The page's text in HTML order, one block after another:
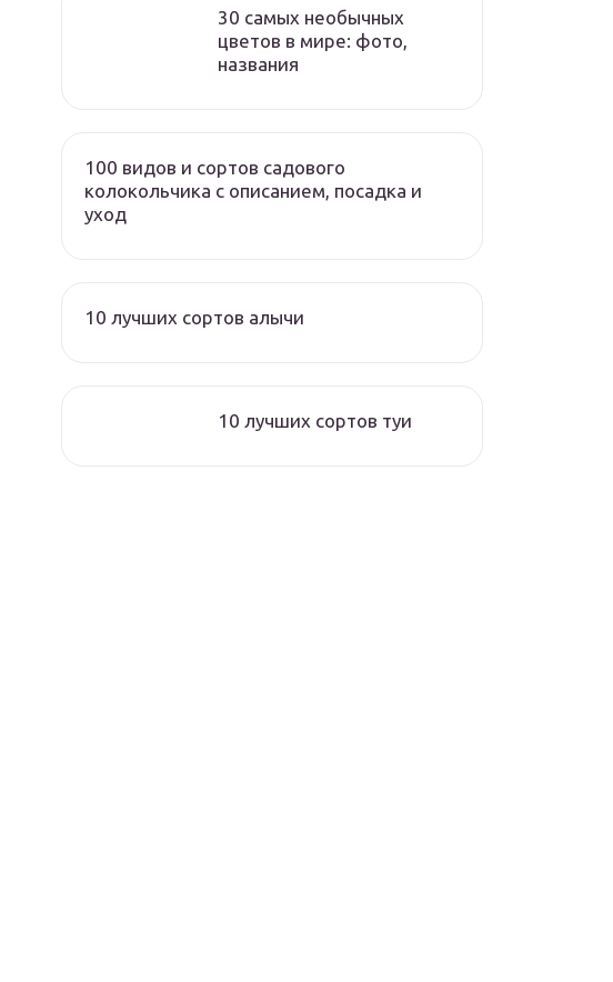
30 самых необычных
цветов в мире: фото,
названия
100 видов и сортов садового
колокольчика с описанием, посадка и
уход
10 лучших сортов алычи
10 лучших сортов туи